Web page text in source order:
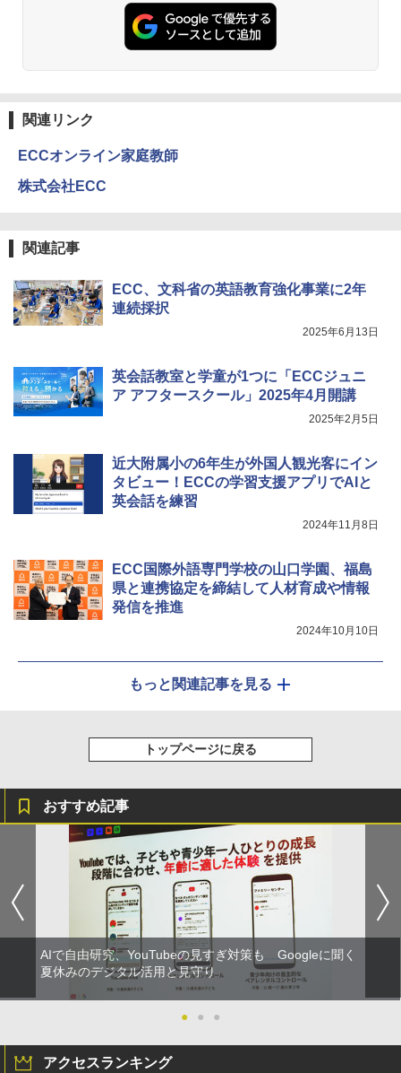
物理実験モデル楽器電磁気教材を教える
ダルトンボード/ゴルトンボード物理学、
4
エンジニアリングキット小さなカート -
￥849
￥4,722
関連リンク
ECCオンライン家庭教師
株式会社ECC
関連記事
ECC、文科省の英語教育強化事業に2年
連続採択
2025年6月13日
英会話教室と学童が1つに「ECCジュニ
ア アフタースクール」2025年4月開講
2025年2月5日
近大附属小の6年生が外国人観光客にイン
タビュー！ECCの学習支援アプリでAIと
英会話を練習
2024年11月8日
ECC国際外語専門学校の山口学園、福島
県と連携協定を締結して人材育成や情報
発信を推進
2024年10月10日
もっと関連記事を見る
トップページに戻る
おすすめ記事
AIで自由研究、YouTubeの見すぎ対策も Googleに聞く
夏休みのデジタル活用と見守り
● ● ●
アクセスランキング